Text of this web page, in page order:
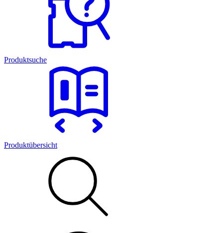
Produktsuche
Produktübersicht